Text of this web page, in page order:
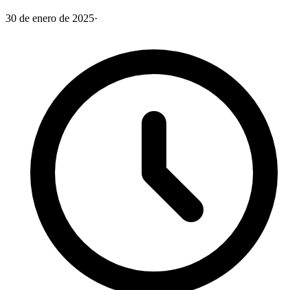
30 de enero de 2025·